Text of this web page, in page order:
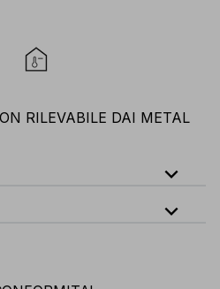
RILEVABILE DAI METAL
expand_less
expand_less